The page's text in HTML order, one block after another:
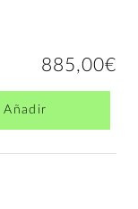
885,00€
Añadir